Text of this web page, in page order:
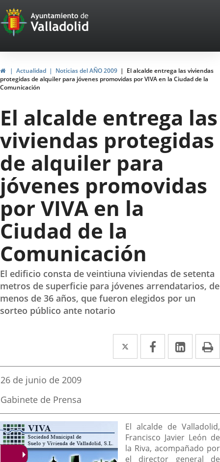
Portal
Web
del
Ayuntamiento
de
Valladolid
HomeActualidad Noticias del AÑO 2009
El alcalde entrega las viviendas
protegidas de alquiler para jóvenes promovidas por VIVA en la Ciudad de la
Comunicación
El alcalde entrega las
viviendas protegidas
de alquiler para
jóvenes promovidas
por VIVA en la
Ciudad de la
Comunicación
El edificio consta de veintiuna viviendas de setenta
metros de superficie para jóvenes arrendatarios, de
menos de 36 años, que fueron elegidos por un
sorteo público ante notario
Twitter
Enlace
a
externa.
Facebook
Enlace
a
externa.
Enlace
a
Fecha
la
noticia
26 de junio de 2009
Fuente
la
noticia
Gabinete de Prensa
Descripción
El alcalde de Valladolid,
Francisco Javier León de
la Riva, acompañado por
el director general de